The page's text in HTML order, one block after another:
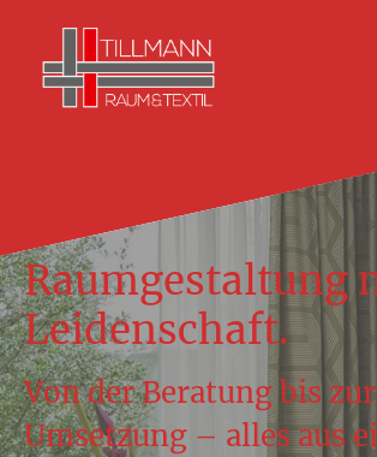
Raumgestaltung
Leidenschaft.
Von der Beratung bis zur
Umsetzung – alles aus